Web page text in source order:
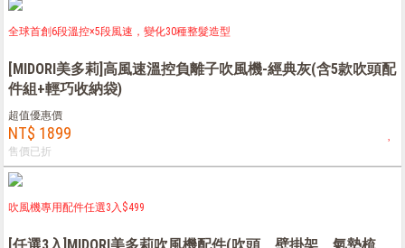
全球首創6段溫控×5段風速，變化30種整髮造型
[MIDORI美多莉]高風速溫控負離子吹風機-經典灰(含5款吹頭配
件組+輕巧收納袋)
超值優惠價
NT$ 1899
售價已折
吹風機專用配件任選3入$499